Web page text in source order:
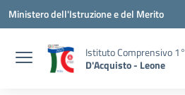
Vai ai contenuti
Vai al menu di navigazione
Vai al footer
Ministero dell'Istruzione e del Merito
Istituto Comprensivo 1°
D'Acquisto - Leone